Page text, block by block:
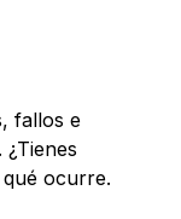
fallos e
ocurre.